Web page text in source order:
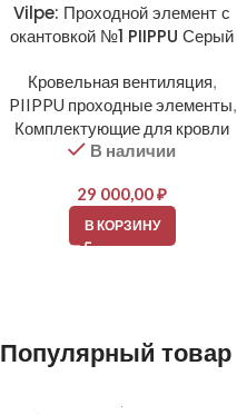
Vilpe: Проходной элемент с
окантовкой №1 PIIPPU Серый
Кровельная вентиляция,
PIIPPU проходные элементы,
Комплектующие для кровли
В наличии
29 000,00₽
В КОРЗИНУ
Популярный товар